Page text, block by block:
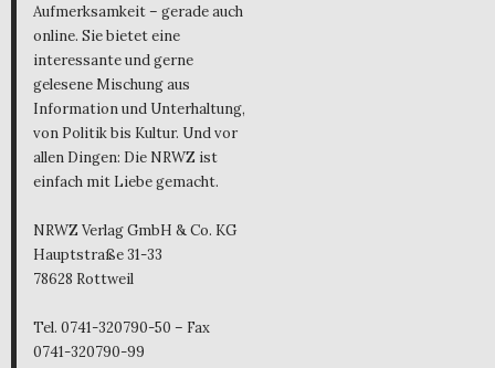
Aufmerksamkeit – gerade auch
online. Sie bietet eine
interessante und gerne
gelesene Mischung aus
Information und Unterhaltung,
von Politik bis Kultur. Und vor
allen Dingen: Die NRWZ ist
einfach mit Liebe gemacht.
NRWZ Verlag GmbH & Co. KG
Hauptstraße 31-33
78628 Rottweil
Tel. 0741-320790-50 – Fax
0741-320790-99